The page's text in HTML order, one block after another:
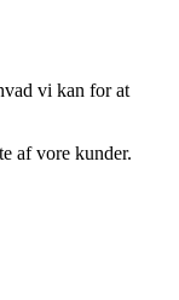
vi kan for at
af vore kunder.